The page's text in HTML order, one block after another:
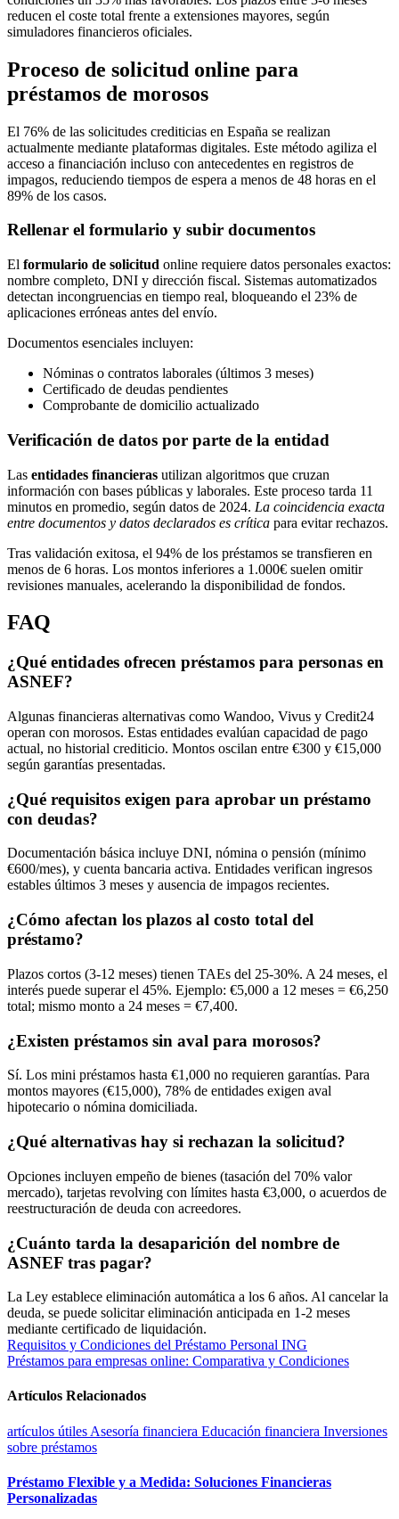
reducen el coste total frente a extensiones mayores, según
simuladores financieros oficiales.
Proceso de solicitud online para
préstamos de morosos
El 76% de las solicitudes crediticias en España se realizan
actualmente mediante plataformas digitales. Este método agiliza el
acceso a financiación incluso con antecedentes en registros de
impagos, reduciendo tiempos de espera a menos de 48 horas en el
89% de los casos.
Rellenar el formulario y subir documentos
El formulario de solicitud online requiere datos personales exactos:
nombre completo, DNI y dirección fiscal. Sistemas automatizados
detectan incongruencias en tiempo real, bloqueando el 23% de
aplicaciones erróneas antes del envío.
Documentos esenciales incluyen:
Nóminas o contratos laborales (últimos 3 meses)
Certificado de deudas pendientes
Comprobante de domicilio actualizado
Verificación de datos por parte de la entidad
Las entidades financieras utilizan algoritmos que cruzan
información con bases públicas y laborales. Este proceso tarda 11
minutos en promedio, según datos de 2024. La coincidencia exacta
entre documentos y datos declarados es crítica para evitar rechazos.
Tras validación exitosa, el 94% de los préstamos se transfieren en
menos de 6 horas. Los montos inferiores a 1.000€ suelen omitir
revisiones manuales, acelerando la disponibilidad de fondos.
FAQ
¿Qué entidades ofrecen préstamos para personas en
ASNEF?
Algunas financieras alternativas como Wandoo, Vivus y Credit24
operan con morosos. Estas entidades evalúan capacidad de pago
actual, no historial crediticio. Montos oscilan entre €300 y €15,000
según garantías presentadas.
¿Qué requisitos exigen para aprobar un préstamo
con deudas?
Documentación básica incluye DNI, nómina o pensión (mínimo
€600/mes), y cuenta bancaria activa. Entidades verifican ingresos
estables últimos 3 meses y ausencia de impagos recientes.
¿Cómo afectan los plazos al costo total del
préstamo?
Plazos cortos (3-12 meses) tienen TAEs del 25-30%. A 24 meses, el
interés puede superar el 45%. Ejemplo: €5,000 a 12 meses = €6,250
total; mismo monto a 24 meses = €7,400.
¿Existen préstamos sin aval para morosos?
Sí. Los mini préstamos hasta €1,000 no requieren garantías. Para
montos mayores (€15,000), 78% de entidades exigen aval
hipotecario o nómina domiciliada.
¿Qué alternativas hay si rechazan la solicitud?
Opciones incluyen empeño de bienes (tasación del 70% valor
mercado), tarjetas revolving con límites hasta €3,000, o acuerdos de
reestructuración de deuda con acreedores.
¿Cuánto tarda la desaparición del nombre de
ASNEF tras pagar?
La Ley establece eliminación automática a los 6 años. Al cancelar la
deuda, se puede solicitar eliminación anticipada en 1-2 meses
mediante certificado de liquidación.
Navegación
de
entradas
Requisitos y Condiciones del Préstamo Personal ING
Préstamos para empresas online: Comparativa y Condiciones
Artículos Relacionados
artículos útiles Asesoría financiera Educación financiera Inversiones
sobre préstamos
Préstamo Flexible y a Medida: Soluciones Financieras
Personalizadas